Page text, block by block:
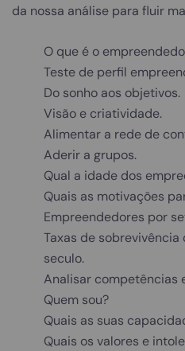
da nossa análise para fluir
O que é o
Teste de perfil
Do sonho aos objetivos.
Visão e criatividade.
Alimentar a rede de
Aderir a grupos.
Qual a idade dos
Quais as motivações
Empreendedores por
Taxas de
seculo.
Analisar competências
Quem sou?
Quais as suas
Quais os valores e